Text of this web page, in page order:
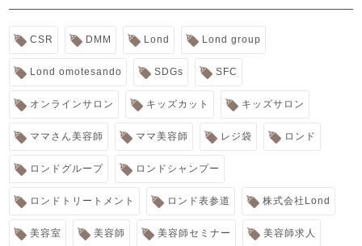
CSR DMM Lond Lond group
Lond omotesando SDGs SFC
オンラインサロン キッズカット キッズサロン
ママさん美容師 ママ美容師 レジ袋 ロンド
ロンドグループ ロンドシャンプー
ロンドトリートメント ロンド表参道 株式会社Lond
美容室 美容師 美容師セミナー 美容師求人